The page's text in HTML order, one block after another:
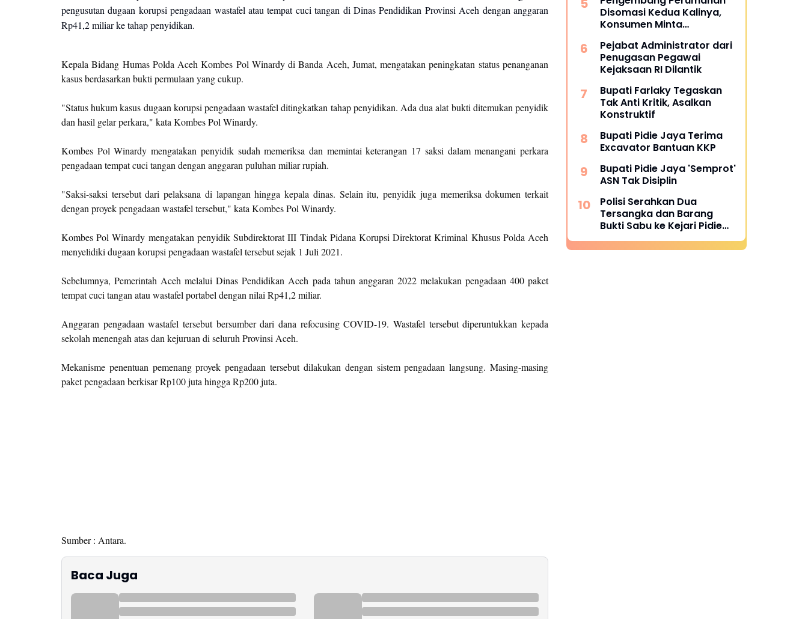
pengusutan dugaan korupsi pengadaan wastafel atau tempat cuci tangan di Dinas Pendidikan Provinsi Aceh dengan anggaran
Rp41,2 miliar ke tahap penyidikan.
Kepala Bidang Humas Polda Aceh Kombes Pol Winardy di Banda Aceh, Jumat, mengatakan peningkatan status penanganan
kasus berdasarkan bukti permulaan yang cukup.
"Status hukum kasus dugaan korupsi pengadaan wastafel ditingkatkan tahap penyidikan. Ada dua alat bukti ditemukan penyidik
dan hasil gelar perkara," kata Kombes Pol Winardy.
Kombes Pol Winardy mengatakan penyidik sudah memeriksa dan memintai keterangan 17 saksi dalam menangani perkara
pengadaan tempat cuci tangan dengan anggaran puluhan miliar rupiah.
"Saksi-saksi tersebut dari pelaksana di lapangan hingga kepala dinas. Selain itu, penyidik juga memeriksa dokumen terkait
dengan proyek pengadaan wastafel tersebut," kata Kombes Pol Winardy.
Kombes Pol Winardy mengatakan penyidik Subdirektorat III Tindak Pidana Korupsi Direktorat Kriminal Khusus Polda Aceh
menyelidiki dugaan korupsi pengadaan wastafel tersebut sejak 1 Juli 2021.
Sebelumnya, Pemerintah Aceh melalui Dinas Pendidikan Aceh pada tahun anggaran 2022 melakukan pengadaan 400 paket
tempat cuci tangan atau wastafel portabel dengan nilai Rp41,2 miliar.
Anggaran pengadaan wastafel tersebut bersumber dari dana refocusing COVID-19. Wastafel tersebut diperuntukkan kepada
sekolah menengah atas dan kejuruan di seluruh Provinsi Aceh.
Mekanisme penentuan pemenang proyek pengadaan tersebut dilakukan dengan sistem pengadaan langsung. Masing-masing
paket pengadaan berkisar Rp100 juta hingga Rp200 juta.
Sumber : Antara.
Baca Juga
Disomasi Kedua Kalinya,
Konsumen Minta
Juta
Pejabat Administrator dari
Penugasan Pegawai
Kejaksaan RI Dilantik
Bupati Farlaky Tegaskan
Tak Anti Kritik, Asalkan
Konstruktif
Bupati Pidie Jaya Terima
Excavator Bantuan KKP
Bupati Pidie Jaya 'Semprot'
ASN Tak Disiplin
Polisi Serahkan Dua
Tersangka dan Barang
Bukti Sabu ke Kejari Pidie
Jaya